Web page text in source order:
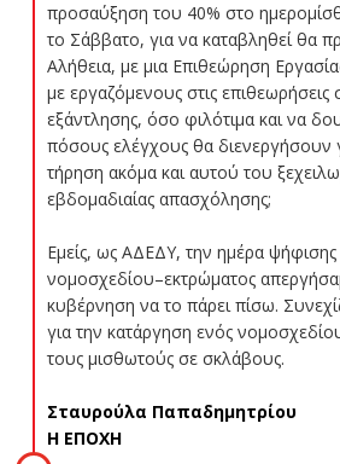
προσαύξηση του 40% στο
το Σάββατο, για να καταβληθεί θα
Αλήθεια, με μια Επιθεώρηση
με εργαζόμενους στις επιθεωρήσεις
εξάντλησης, όσο φιλότιμα και να
πόσους ελέγχους θα διενεργήσουν
τήρηση ακόμα και αυτού του
εβδομαδιαίας απασχόλησης;
Εμείς, ως ΑΔΕΔΥ, την ημέρα
νομοσχεδίου–εκτρώματος
κυβέρνηση να το πάρει πίσω.
για την κατάργηση ενός
τους μισθωτούς σε σκλάβους.
Σταυρούλα Παπαδημητρίου
Η ΕΠΟΧΗ